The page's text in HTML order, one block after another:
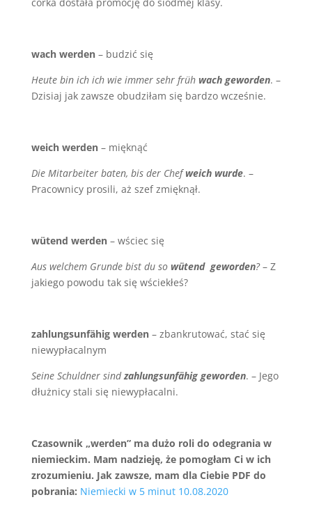
córka dostała promocję do siódmej klasy.
wach werden– budzić się
Heute bin ich ich wie immer sehr früh wach geworden. –
Dzisiaj jak zawsze obudziłam się bardzo wcześnie.
weich werden– mięknąć
Die Mitarbeiter baten, bis der Chefweich wurde. –
Pracownicy prosili, aż szef zmięknął.
wütend werden– wściec się
Aus welchem Grunde bist du so wütend geworden?– Z
jakiego powodu tak się wściekłeś?
zahlungsunfähig werden– zbankrutować, stać się
niewypłacalnym
Seine Schuldner sindzahlungsunfähig geworden. – Jego
dłużnicy stali się niewypłacalni.
Czasownik „werden” ma dużo roli do odegrania w
niemieckim. Mam nadzieję, że pomogłam Ci w ich
zrozumieniu. Jak zawsze, mam dla Ciebie PDF do
pobrania: Niemiecki w 5 minut 10.08.2020